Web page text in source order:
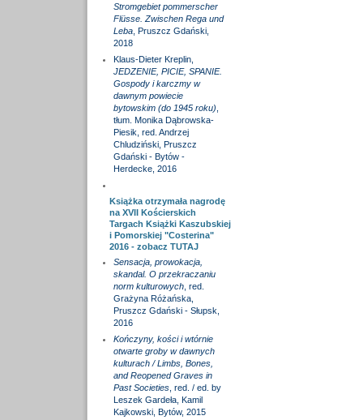
Stromgebiet pommerscher
Flüsse. Zwischen Rega und
Leba, Pruszcz Gdański,
2018
Klaus-Dieter Kreplin,
JEDZENIE, PICIE, SPANIE.
Gospody i karczmy w
dawnym powiecie
bytowskim (do 1945 roku)
tłum. Monika Dąbrowska-
Piesik, red. Andrzej
Chludziński, Pruszcz
Gdański - Bytów -
Herdecke, 2016
Książka otrzymała nagrodę
na XVII Kościerskich
Targach Książki Kaszubskiej
i Pomorskiej "Costerina"
2016 - zobacz TUTAJ
Sensacja, prowokacja,
skandal. O przekraczaniu
norm kulturowych, red.
Grażyna Różańska,
Pruszcz Gdański - Słupsk,
2016
Kończyny, kości i wtórnie
otwarte groby w dawnych
kulturach / Limbs, Bones,
and Reopened Graves in
Past Societies, red. / ed. by
Leszek Gardeła, Kamil
Kajkowski, Bytów, 2015